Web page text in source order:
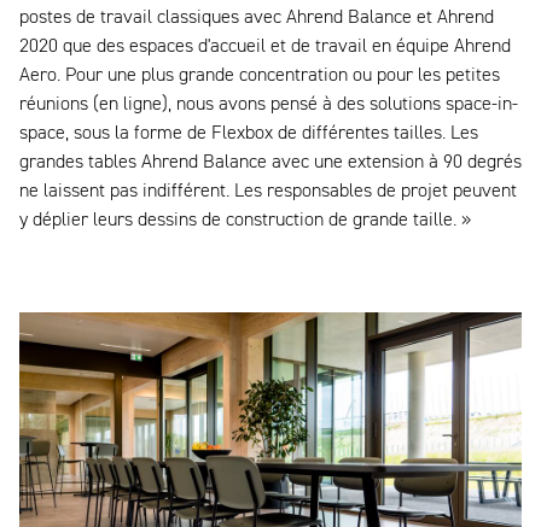
postes de travail classiques avec Ahrend Balance et Ahrend
2020 que des espaces d'accueil et de travail en équipe Ahrend
Aero. Pour une plus grande concentration ou pour les petites
réunions (en ligne), nous avons pensé à des solutions space-in-
space, sous la forme de Flexbox de différentes tailles. Les
grandes tables Ahrend Balance avec une extension à 90 degrés
ne laissent pas indifférent. Les responsables de projet peuvent
y déplier leurs dessins de construction de grande taille. »